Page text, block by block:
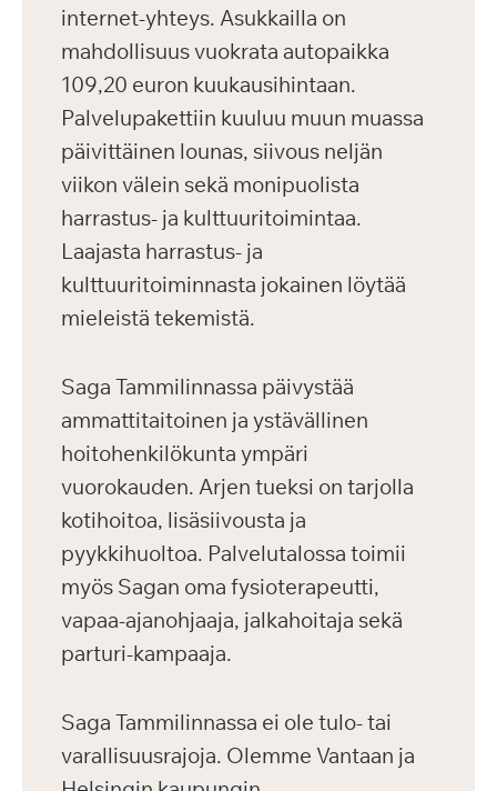
internet-yhteys. Asukkailla on
mahdollisuus vuokrata autopaikka
109,20 euron kuukausihintaan.
Palvelupakettiin kuuluu muun muassa
päivittäinen lounas, siivous neljän
viikon välein sekä monipuolista
harrastus- ja kulttuuritoimintaa.
Laajasta harrastus- ja
kulttuuritoiminnasta jokainen löytää
mieleistä tekemistä.
Saga Tammilinnassa päivystää
ammattitaitoinen ja ystävällinen
hoitohenkilökunta ympäri
vuorokauden. Arjen tueksi on tarjolla
kotihoitoa, lisäsiivousta ja
pyykkihuoltoa. Palvelutalossa toimii
myös Sagan oma fysioterapeutti,
vapaa-ajanohjaaja, jalkahoitaja sekä
parturi-kampaaja.
Saga Tammilinnassa ei ole tulo- tai
varallisuusrajoja. Olemme Vantaan ja